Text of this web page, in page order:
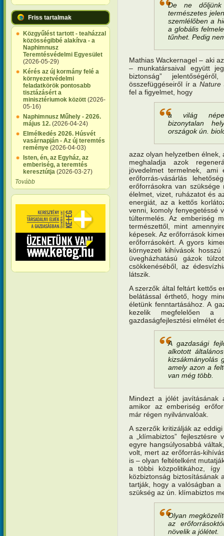
Friss tartalmak
Közgyűlést tartott - teaházzal
közösségibbé alakítva - a
Naphimnusz
Teremtésvédelmi Egyesület
(2026-05-29)
Kérés az új kormány felé a
környezetvédelmi
feladatkörök pontosabb
tisztázásért a
minisztériumok között (2026-
05-16)
Naphimnusz Műhely - 2026.
május 12. (2026-04-24)
Elmélkedés 2026. Húsvét
vasárnapján - Az új teremtés
reménye (2026-04-03)
Isten, én, az Egyház, az
emberiség, a teremtés
keresztútja (2026-03-27)
Tovább
De ne
természetes
szemlélőben a
a globális
tűnhet. Pedig
Mathias Wackernagel – aki
– munkatársaival együtt
biztonság”
összefüggéseiről ír a Nature
fel a figyelmet, hogy
a világ
bizonytalan
országok ún.
azaz olyan helyzetben
meghaladja azok
jövedelmet termelnek, ami
erőforrás-vásárlás
erőforrásokra van
élelmet, vizet, ruházatot és
energiát, az a kettős
venni, komoly fenyegetéssé
túltermelés. Az emberiség
természettől, mint
képesek. Az erőforrások
erőforrásokért. A gyors
környezeti kihívások
üvegházhatású gázok
csökkenéséből, az
látszik.
A szerzők által feltárt kettős
belátással érthető, hogy
életünk fenntartásához. A
kezelik megfelelően a
gazdaságfejlesztési elmélet
A gazdasági
alkotott
kizsákmányolás
amely azon a
van még több.
Mindezt a jólét
amikor az emberiség
már régen nyilvánvalóak.
A szerzők kritizálják az
a „klímabiztos” fejlesztésre
egyre hangsúlyosabbá
volt, mert az erőforrás-
is – olyan feltételként
a többi közpolitikához,
közbiztonság biztosításának
tartják, hogy a valóságban
szükség az ún. klímabiztos
Olyan
az
növelik a jólétet.